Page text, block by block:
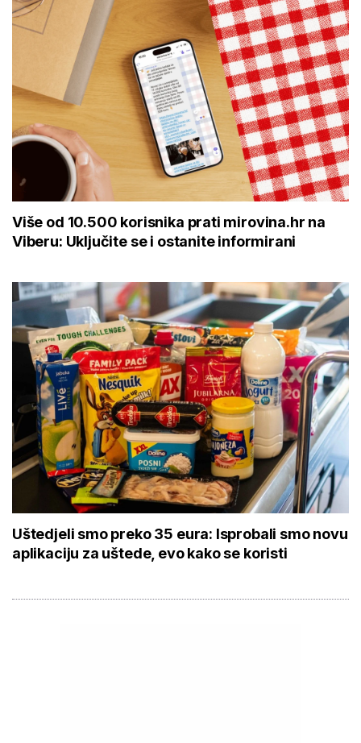
Više od 10.500 korisnika prati mirovina.hr na
Viberu: Uključite se i ostanite informirani
Uštedjeli smo preko 35 eura: Isprobali smo novu
aplikaciju za uštede, evo kako se koristi